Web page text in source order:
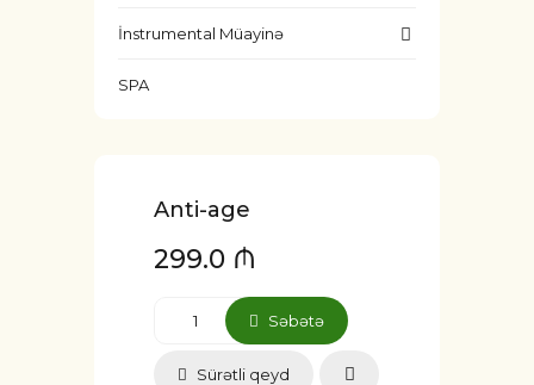
İnstrumental Müayinə
SPA
Anti-age
299.0 ₼
Səbətə
Sürətli qeyd